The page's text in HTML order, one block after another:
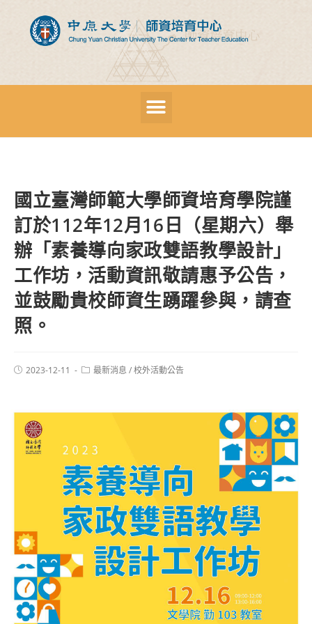
國立臺灣師範大學師資培育學院謹
訂於112年12月16日（星期六）舉
辦「素養導向家政雙語教學設計」
工作坊，活動資訊敬請惠予公告，
並鼓勵貴校師資生踴躍參與，請查
照。
2023-12-11 最新消息 /校外活動公告